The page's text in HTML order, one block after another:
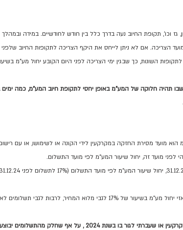
וכו', תקופת החיוב נעה בדרך כלל בין חודש לחודשיים. במידה ובמהלך
הצריכה. אם לא ניתן לייחס את היקף הצריכה לתקופות החיוב שלפני
בינואר 2025 חשבון חשמל, שבו תהיה חלוקה של המע"מ באופן יחסי לתקופת חיוב המע"מ,
מועד מסירת החזקה במקרקעין לידי הקונה או לשימושו, או עם
מועד זה, יחול שיעור המע"מ לפי מועד התשלום.